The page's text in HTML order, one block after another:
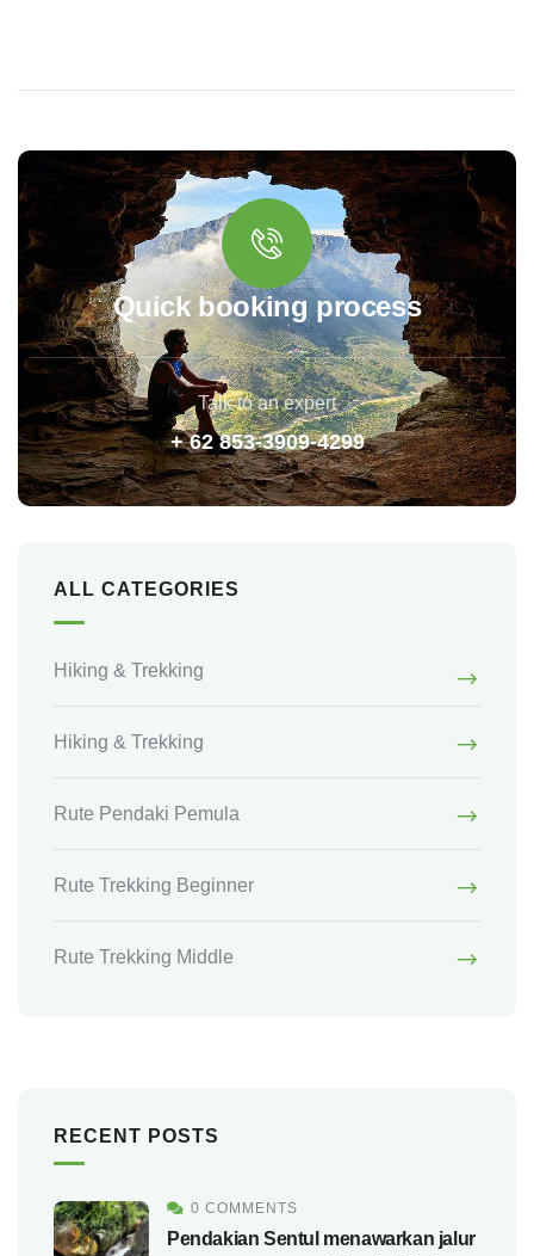
Quick booking process
Talk to an expert
+ 62 853-3909-4299
ALL CATEGORIES
Hiking & Trekking
Hiking & Trekking
Rute Pendaki Pemula
Rute Trekking Beginner
Rute Trekking Middle
RECENT POSTS
0 COMMENTS
Pendakian Sentul menawarkan jalur